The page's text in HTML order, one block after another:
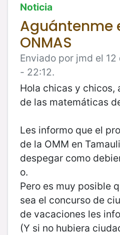
Noticia
Aguántenme
ONMAS
Enviado por jmd el
- 22:12.
Hola chicas y chicos,
de las matemáticas
Les informo que el
de la OMM en
despegar como
o.
Pero es muy posible
sea el concurso de
de vacaciones les
(Y si no hubiera